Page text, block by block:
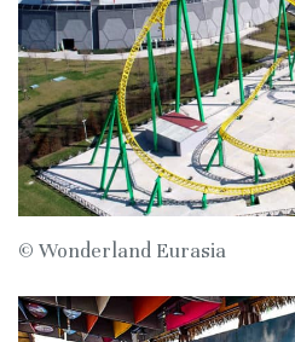
© Wonderland Eurasia